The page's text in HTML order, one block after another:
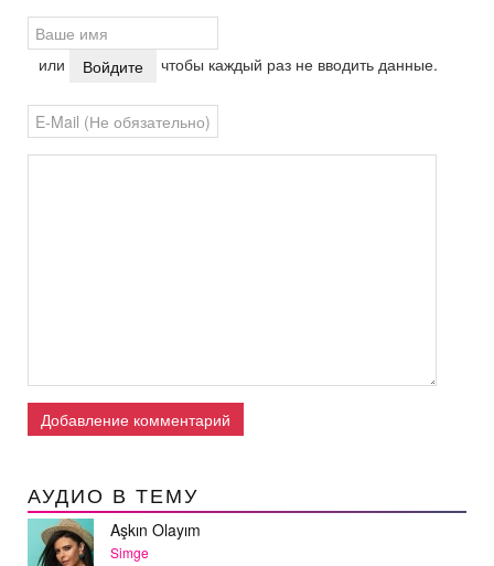
или Войдите чтобы каждый раз не вводить данные.
Добавление комментарий
АУДИО В ТЕМУ
Aşkın Olayım
Simge